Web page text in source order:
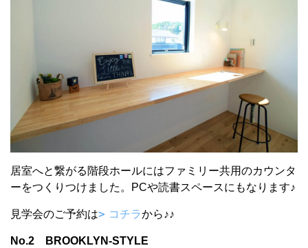
居室へと繋がる階段ホールにはファミリー共用のカウンタ
ーをつくりつけました。PCや読書スペースにもなります♪
見学会のご予約は コチラから♪♪
No.2 BROOKLYN-STYLE